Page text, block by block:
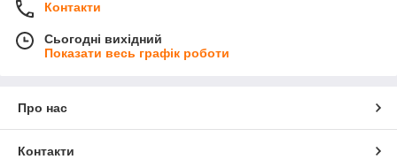
Контакти
Сьогодні вихідний
Показати весь графік роботи
Про нас
Контакти